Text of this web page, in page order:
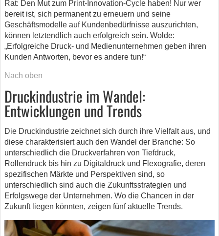
Rat: Den Mut zum Print-Innovation-Cycle haben! Nur wer
bereit ist, sich permanent zu erneuern und seine
Geschäftsmodelle auf Kundenbedürfnisse auszurichten,
können letztendlich auch erfolgreich sein. Wolde:
„Erfolgreiche Druck- und Medienunternehmen geben ihren
Kunden Antworten, bevor es andere tun!“
Nach oben
Druckindustrie im Wandel:
Entwicklungen und Trends
Die Druckindustrie zeichnet sich durch ihre Vielfalt aus, und
diese charakterisiert auch den Wandel der Branche: So
unterschiedlich die Druckverfahren von Tiefdruck,
Rollendruck bis hin zu Digitaldruck und Flexografie, deren
spezifischen Märkte und Perspektiven sind, so
unterschiedlich sind auch die Zukunftsstrategien und
Erfolgswege der Unternehmen. Wo die Chancen in der
Zukunft liegen könnten, zeigen fünf aktuelle Trends.